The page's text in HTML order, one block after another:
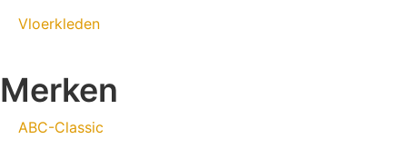
Vloerkleden
Merken
ABC-Classic